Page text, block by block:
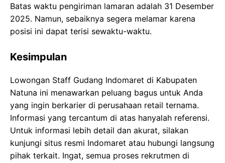
Batas waktu pengiriman lamaran adalah 31 Desember
2025. Namun, sebaiknya segera melamar karena
posisi ini dapat terisi sewaktu-waktu.
Kesimpulan
Lowongan Staff Gudang Indomaret di Kabupaten
Natuna ini menawarkan peluang bagus untuk Anda
yang ingin berkarier di perusahaan retail ternama.
Informasi yang tercantum di atas hanyalah referensi.
Untuk informasi lebih detail dan akurat, silakan
kunjungi situs resmi Indomaret atau hubungi langsung
pihak terkait. Ingat, semua proses rekrutmen di